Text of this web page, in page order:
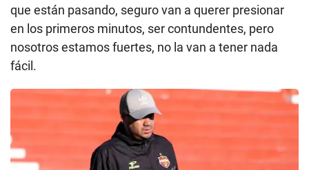
que están pasando, seguro van a querer presionar
en los primeros minutos, ser contundentes, pero
nosotros estamos fuertes, no la van a tener nada
fácil.